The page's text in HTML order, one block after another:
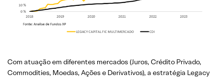
Com atuação em diferentes mercados (Juros, Crédito Privado,
Commodities, Moedas, Ações e Derivativos), a estratégia Legacy